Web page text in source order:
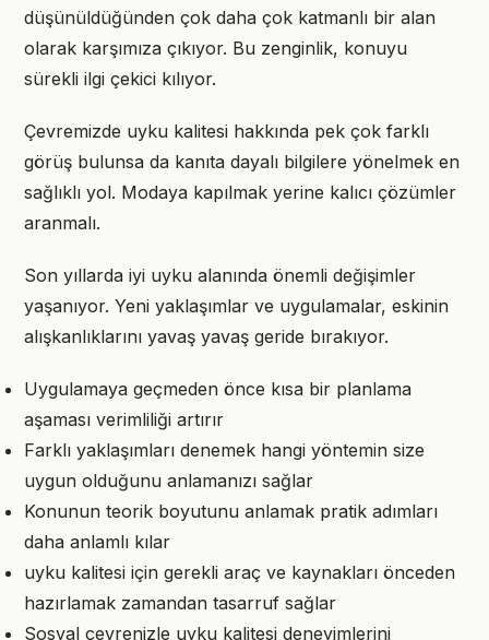
düşünüldüğünden çok daha çok katmanlı bir alan
olarak karşımıza çıkıyor. Bu zenginlik, konuyu
sürekli ilgi çekici kılıyor.
Çevremizde uyku kalitesi hakkında pek çok farklı
görüş bulunsa da kanıta dayalı bilgilere yönelmek en
sağlıklı yol. Modaya kapılmak yerine kalıcı çözümler
aranmalı.
Son yıllarda iyi uyku alanında önemli değişimler
yaşanıyor. Yeni yaklaşımlar ve uygulamalar, eskinin
alışkanlıklarını yavaş yavaş geride bırakıyor.
Uygulamaya geçmeden önce kısa bir planlama
aşaması verimliliği artırır
Farklı yaklaşımları denemek hangi yöntemin size
uygun olduğunu anlamanızı sağlar
Konunun teorik boyutunu anlamak pratik adımları
daha anlamlı kılar
uyku kalitesi için gerekli araç ve kaynakları önceden
hazırlamak zamandan tasarruf sağlar
Sosyal çevrenizle uyku kalitesi deneyimlerini